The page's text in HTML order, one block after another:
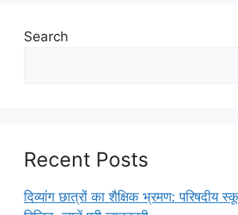
Search
Recent Posts
दिव्यांग छात्रों का शैक्षिक भ्रमण: परिषदीय